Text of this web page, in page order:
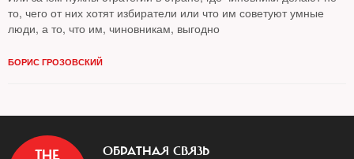
то, чего от них хотят избиратели или что им советуют умные
люди, а то, что им, чиновникам, выгодно
БОРИС ГРОЗОВСКИЙ
ОБРАТНАЯ СВЯЗЬ